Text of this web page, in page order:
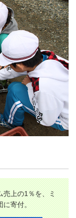
売上の1％を、ミ
に寄付。